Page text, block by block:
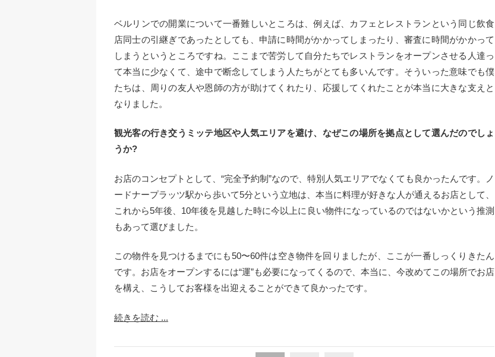
ベルリンでの開業について一番難しいところは、例えば、カフェとレストランという同じ飲食
店同士の引継ぎであったとしても、申請に時間がかかってしまったり、審査に時間がかかって
しまうというところですね。ここまで苦労して自分たちでレストランをオープンさせる人達っ
て本当に少なくて、途中で断念してしまう人たちがとても多いんです。そういった意味でも僕
たちは、周りの友人や恩師の方が助けてくれたり、応援してくれたことが本当に大きな支えと
なりました。
観光客の行き交うミッテ地区や人気エリアを避け、なぜこの場所を拠点として選んだのでしょ
うか?
お店のコンセプトとして、“完全予約制”なので、特別人気エリアでなくても良かったんです。ノ
ードナープラッツ駅から歩いて5分という立地は、本当に料理が好きな人が通えるお店として、
これから5年後、10年後を見越した時に今以上に良い物件になっているのではないかという推測
もあって選びました。
この物件を見つけるまでにも50〜60件は空き物件を回りましたが、ここが一番しっくりきたん
です。お店をオープンするには“運”も必要になってくるので、本当に、今改めてこの場所でお店
を構え、こうしてお客様を出迎えることができて良かったです。
続きを読む ...